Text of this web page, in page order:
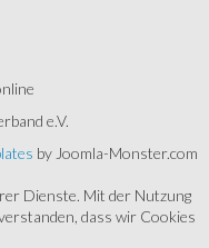
e.V.
by Joomla-Monster.com
Dienste. Mit der Nutzung
dass wir Cookies